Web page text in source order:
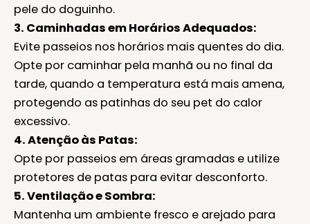
pele do doguinho.
3. Caminhadas em Horários Adequados:
Evite passeios nos horários mais quentes do dia.
Opte por caminhar pela manhã ou no final da
tarde, quando a temperatura está mais amena,
protegendo as patinhas do seu pet do calor
excessivo.
4. Atenção às Patas:
Opte por passeios em áreas gramadas e utilize
protetores de patas para evitar desconforto.
5. Ventilação e Sombra:
Mantenha um ambiente fresco e arejado para